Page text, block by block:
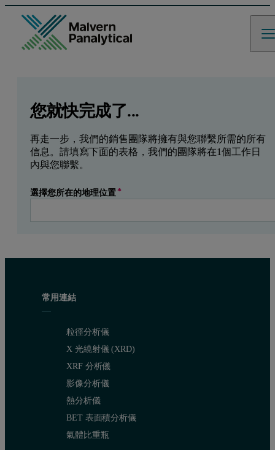
您就快完成了...
再走一步，我們的銷售團隊將擁有與您聯繫所需的所有
信息。請填寫下面的表格，我們的團隊將在1個工作日
內與您聯繫。
選擇您所在的地理位置
常用連結
粒徑分析儀
X 光繞射儀 (XRD)
XRF 分析儀
影像分析儀
熱分析儀
BET 表面積分析儀
氣體比重瓶